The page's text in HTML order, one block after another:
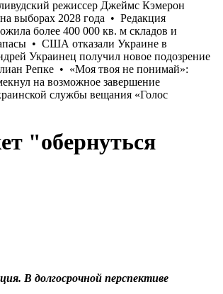
"обернуться
В долгосрочной перспективе